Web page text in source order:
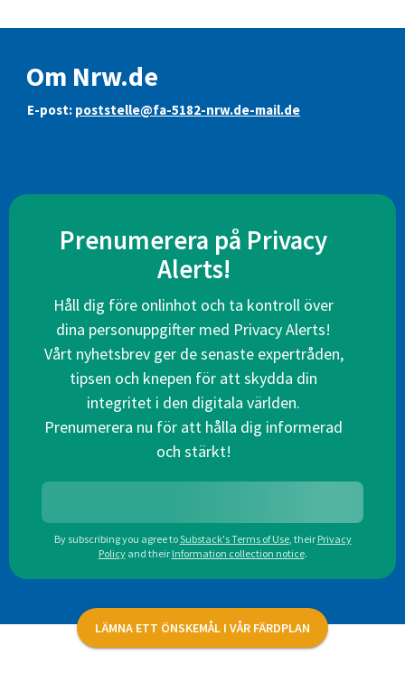
Om Nrw.de
E-post: poststelle@fa-5182-nrw.de-mail.de
Prenumerera på Privacy
Alerts!
Håll dig före onlinhot och ta kontroll över
dina personuppgifter med Privacy Alerts!
Vårt nyhetsbrev ger de senaste expertråden,
tipsen och knepen för att skydda din
integritet i den digitala världen.
Prenumerera nu för att hålla dig informerad
och stärkt!
By subscribing you agree toSubstack's Terms of Use, their Privacy
Policy and their Information collection notice.
LÄMNA ETT ÖNSKEMÅL I VÅR FÄRDPLAN